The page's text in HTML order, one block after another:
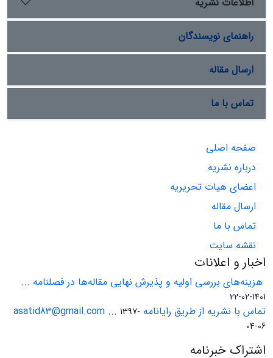
راهنمای نویسندگان
ارسال مقاله
تماس با ما
صفحه اصلی
درباره نشریه
اعضای هیات تحریریه
ارسال مقاله
تماس با ما
نقشه سایت
اخبار و اعلانات
هزینه‌های بررسی اولیه و پذیرش نهایی مقاله‌ها در فصلنامه ...
1401-02-22
تماس با نشریه از طریق رایانامه asatid83@gmail.com ... 1397-
04-06
اشتراک خبرنامه